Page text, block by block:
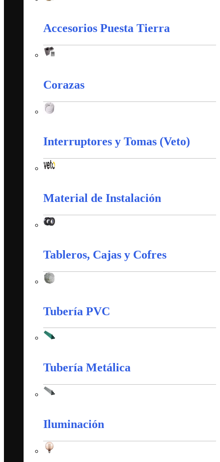
Accesorios Puesta Tierra
Corazas
Interruptores y Tomas (Veto)
Material de Instalación
Tableros, Cajas y Cofres
Tubería PVC
Tubería Metálica
Iluminación